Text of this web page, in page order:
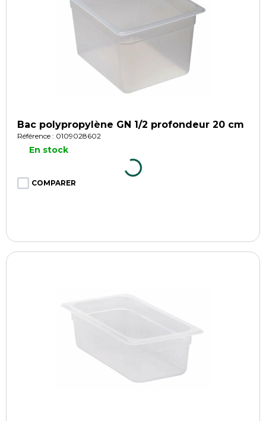
Bac polypropylène GN 1/2 profondeur 20 cm
Référence : 0109028602
En stock
COMPARER